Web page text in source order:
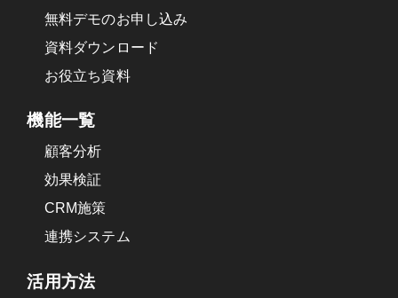
無料デモのお申し込み
資料ダウンロード
お役立ち資料
機能一覧
顧客分析
効果検証
CRM施策
連携システム
活用方法